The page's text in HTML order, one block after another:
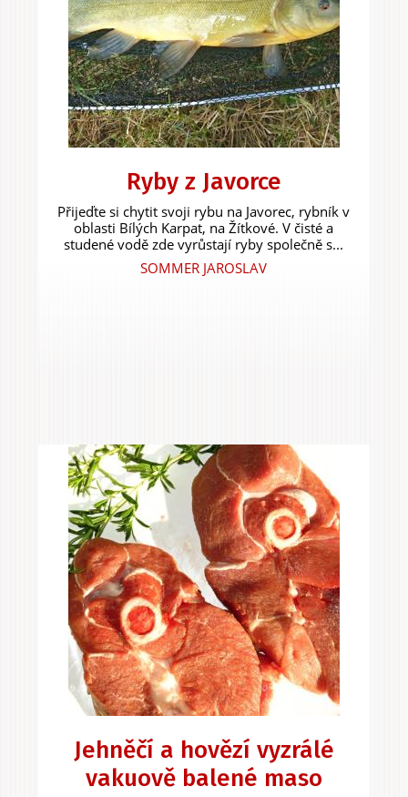
Ryby z Javorce
Přijeďte si chytit svoji rybu na Javorec, rybník v
oblasti Bílých Karpat, na Žítkové. V čisté a
studené vodě zde vyrůstají ryby společně s...
SOMMER JAROSLAV
Jehněčí a hovězí vyzrálé
vakuově balené maso